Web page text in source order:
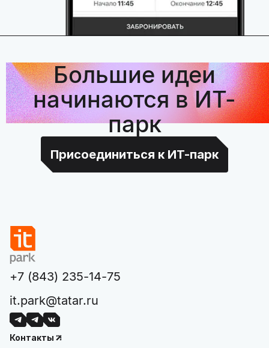
Большие идеи
начинаются в ИТ-
парк
Присоединиться к ИТ-парк
+7 (843) 235-14-75
it.park@tatar.ru
Контакты